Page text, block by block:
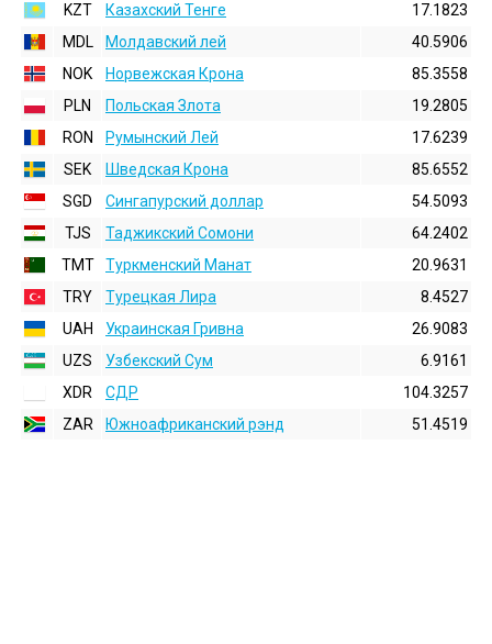
KZT
Казахский Тенге
17.1823
MDL
Молдавский лей
40.5906
NOK
Норвежская Крона
85.3558
PLN
Польская Злота
19.2805
RON
Румынский Лей
17.6239
SEK
Шведская Крона
85.6552
SGD
Сингапурский доллар
54.5093
TJS
Таджикский Сомони
64.2402
TMT
Туркменский Манат
20.9631
TRY
Турецкая Лира
8.4527
UAH
Украинская Гривна
26.9083
UZS
Узбекский Сум
6.9161
XDR
СДР
104.3257
ZAR
Южноафриканский рэнд 51.4519